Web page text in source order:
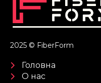
2025 © FiberForm
Головна
О нас